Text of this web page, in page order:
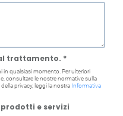
trattamento. *
in qualsiasi momento. Per ulteriori
consultare le nostre normative sulla
privacy, leggi la nostra Informativa
e servizi